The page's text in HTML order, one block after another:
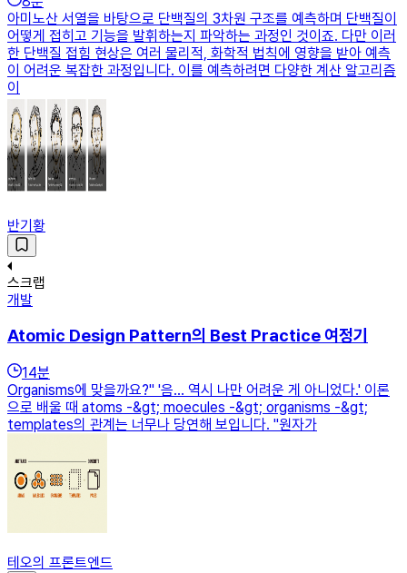
아미노산 서열을 바탕으로 단백질의 3차원 구조를 예측하며 단백질이
어떻게 접히고 기능을 발휘하는지 파악하는 과정인 것이죠. 다만 이러
한 단백질 접힘 현상은 여러 물리적, 화학적 법칙에 영향을 받아 예측
이 어려운 복잡한 과정입니다. 이를 예측하려면 다양한 계산 알고리즘
이
반기황
스크랩
개발
Atomic Design Pattern의 Best Practice 여정기
14분
Organisms에 맞을까요?" '음... 역시 나만 어려운 게 아니었다.' 이론
으로 배울 때 atoms -&gt; moecules -&gt; organisms -&gt;
templates의 관계는 너무나 당연해 보입니다. "원자가
테오의 프론트엔드